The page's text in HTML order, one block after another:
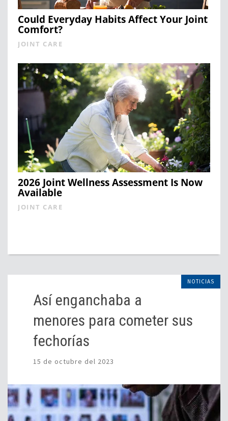
Could Everyday Habits Affect Your Joint
Comfort?
JOINT CARE
2026 Joint Wellness Assessment Is Now
Available
JOINT CARE
NOTICIAS
Así enganchaba a
menores para cometer sus
fechorías
15 de octubre del 2023